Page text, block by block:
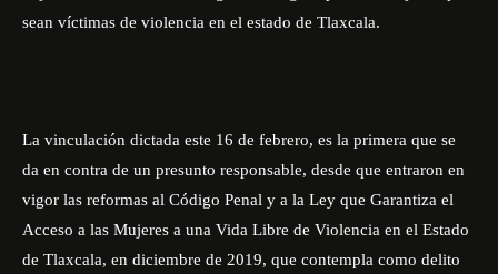
sean víctimas de violencia en el estado de Tlaxcala.
La vinculación dictada este 16 de febrero, es la primera que se
da en contra de un presunto responsable, desde que entraron en
vigor las reformas al Código Penal y a la Ley que Garantiza el
Acceso a las Mujeres a una Vida Libre de Violencia en el Estado
de Tlaxcala, en diciembre de 2019, que contempla como delito